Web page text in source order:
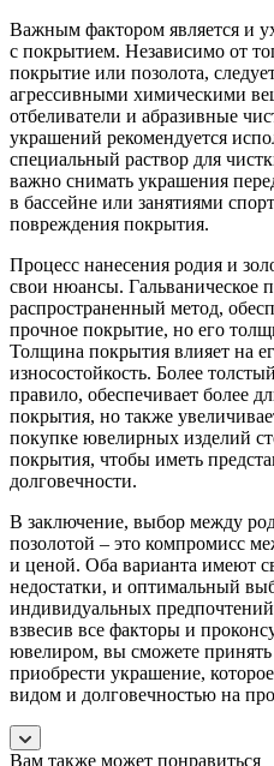
Важным фактором является и
с покрытием. Независимо от
покрытие или позолота,
агрессивными химическими
отбеливатели и абразивные
украшений рекомендуется
специальный раствор для
важно снимать украшения
в бассейне или занятиями
повреждения покрытия.
Процесс нанесения родия и
свои нюансы. Гальваническое
распространенный метод,
прочное покрытие, но его
Толщина покрытия влияет на
износостойкость. Более
правило, обеспечивает более
покрытия, но также
покупке ювелирных изделий
покрытия, чтобы иметь
долговечности.
В заключение, выбор между
позолотой – это компромисс
и ценой. Оба варианта имеют
недостатки, и оптимальный
индивидуальных
взвесив все факторы и
ювелиром, вы сможете
приобрести украшение,
видом и долговечностью на
Вам также может понравиться